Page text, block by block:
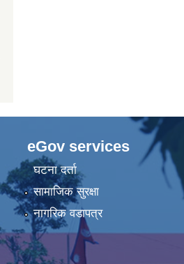
eGov services
घटना दर्ता
सामाजिक सुरक्षा
नागरिक वडापत्र